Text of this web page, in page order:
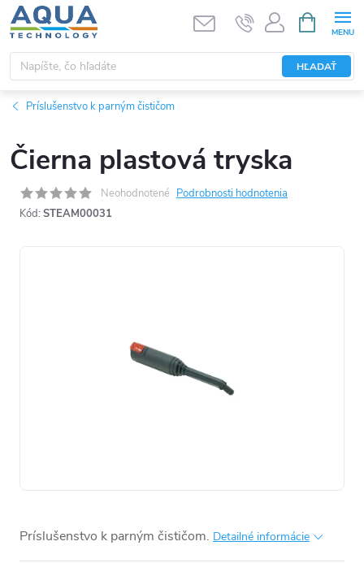
Prejsť
na
obsah
HĽADAŤ
KOŠÍK
Príslušenstvo k parným čističom
Čierna plastová tryska
Neohodnotené Podrobnosti hodnotenia
Kód: STEAM00031
Príslušenstvo k parným čističom. Detailné informácie